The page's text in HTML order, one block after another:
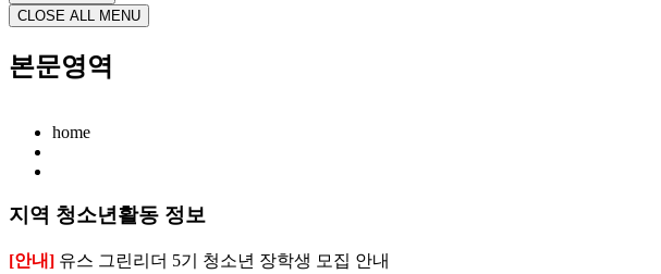
CLOSE ALL MENU
본문영역
home
지역 청소년활동 정보
[안내] 유스 그린리더 5기 청소년 장학생 모집 안내